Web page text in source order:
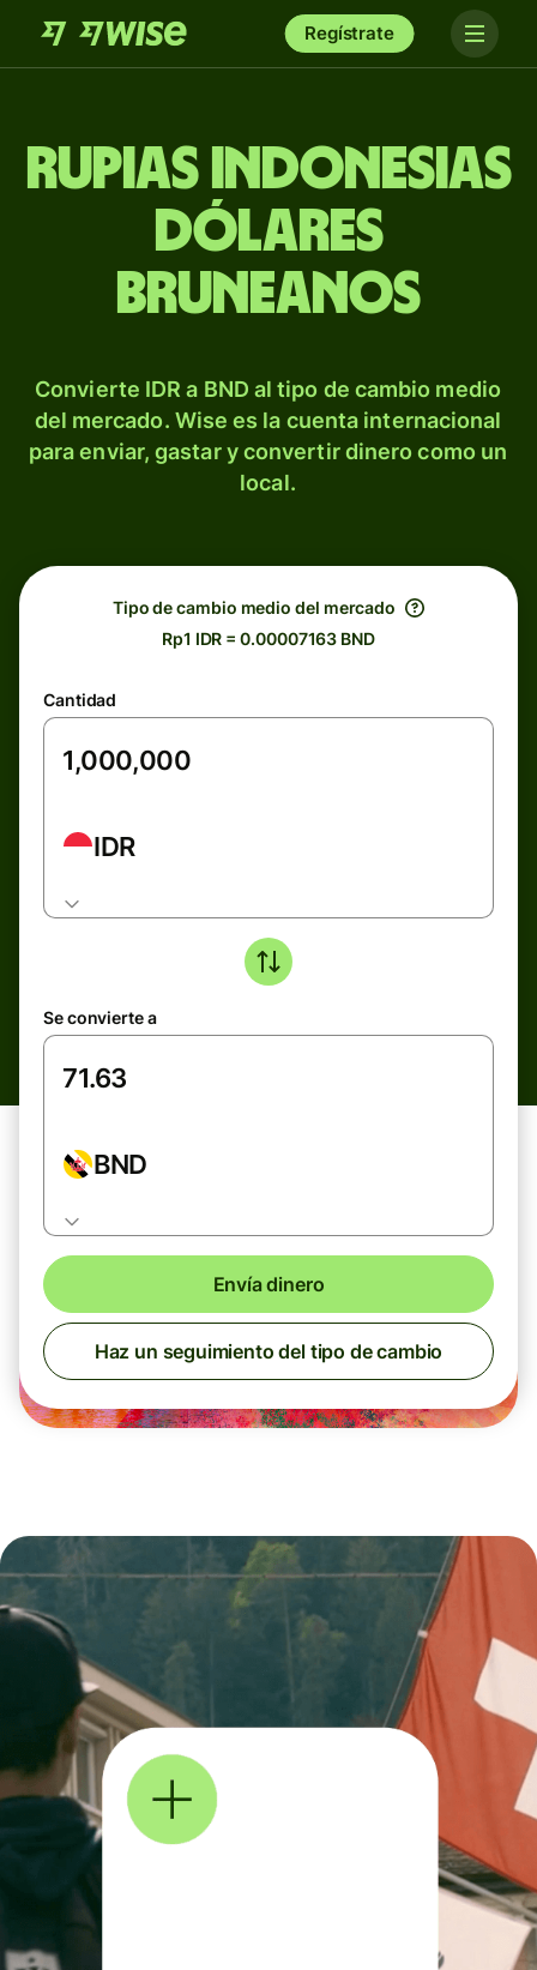
Regístrate
Rupias indonesias
dólares
bruneanos
Convierte IDR a BND al tipo de cambio medio
del mercado. Wise es la cuenta internacional
para enviar, gastar y convertir dinero como un
local.
Tipo de cambio medio del mercado
Rp1 IDR = 0.00007163 BND
Cantidad
IDR
Se convierte a
BND
Envía dinero
Haz un seguimiento del tipo de cambio